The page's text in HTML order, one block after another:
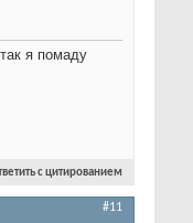
я помаду
с цитированием
#11